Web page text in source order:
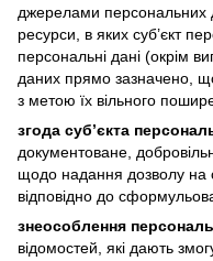
джерелами персональних
ресурси, в яких суб’єкт
персональні дані (окрім
даних прямо зазначено,
з метою їх вільного
згода суб’єкта
документоване,
щодо надання дозволу на
відповідно до
знеособлення
відомостей, які дають